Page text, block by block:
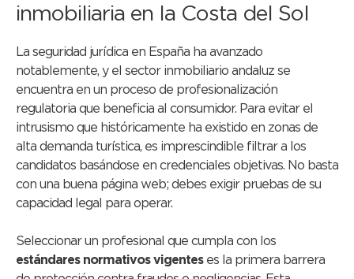
inmobiliaria en la Costa del Sol
La seguridad jurídica en España ha avanzado
notablemente, y el sector inmobiliario andaluz se
encuentra en un proceso de profesionalización
regulatoria que beneficia al consumidor. Para evitar el
intrusismo que históricamente ha existido en zonas de
alta demanda turística, es imprescindible filtrar a los
candidatos basándose en credenciales objetivas. No basta
con una buena página web; debes exigir pruebas de su
capacidad legal para operar.
Seleccionar un profesional que cumpla con los
estándares normativos vigenteses la primera barrera